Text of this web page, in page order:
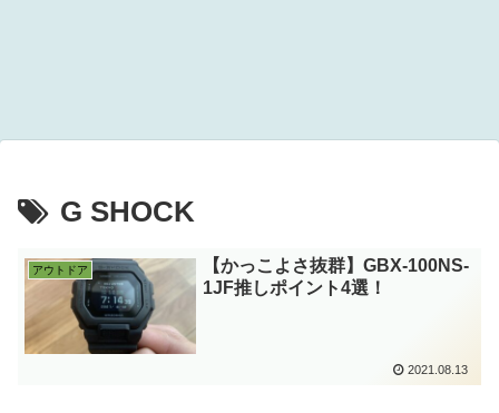
G SHOCK
アウトドア
【かっこよさ抜群】GBX-100NS-
1JF推しポイント4選！
2021.08.13